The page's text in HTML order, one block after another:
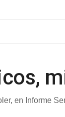
en Informe